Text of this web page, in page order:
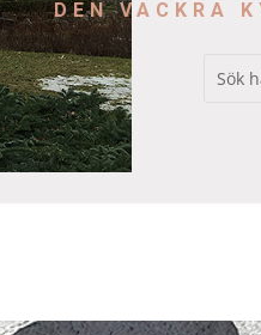
DEN VACKRA